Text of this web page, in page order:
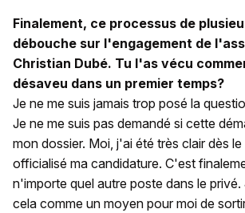
Finalement, ce processus de
débouche sur l'engagement de
Christian Dubé. Tu l'as vécu
désaveu dans un premier temps?
Je ne me suis jamais trop posé la
Je ne me suis pas demandé si cette
mon dossier. Moi, j'ai été très clair dès
officialisé ma candidature. C'est
n'importe quel autre poste dans le
cela comme un moyen pour moi de